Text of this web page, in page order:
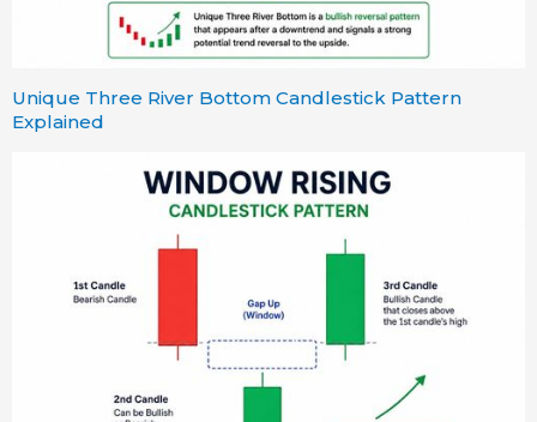
Unique Three River Bottom Candlestick Pattern
Explained